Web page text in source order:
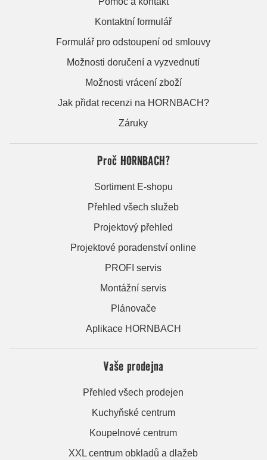
Kontaktní formulář
Formulář pro odstoupení od smlouvy
Možnosti doručení a vyzvednutí
Možnosti vrácení zboží
Jak přidat recenzi na HORNBACH?
Záruky
Proč HORNBACH?
Sortiment E-shopu
Přehled všech služeb
Projektový přehled
Projektové poradenství online
PROFI servis
Montážní servis
Plánovače
Aplikace HORNBACH
Vaše prodejna
Přehled všech prodejen
Kuchyňské centrum
Koupelnové centrum
XXL centrum obkladů a dlažeb